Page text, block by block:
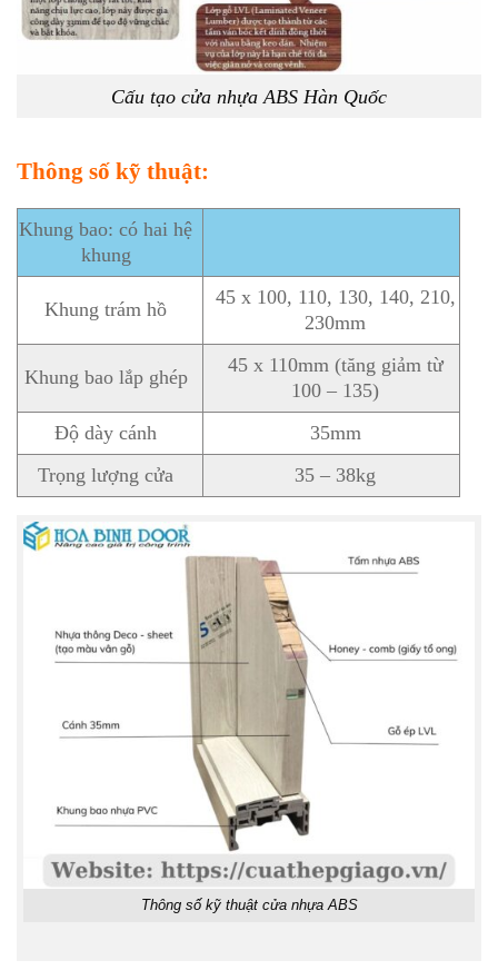
Cấu tạo cửa nhựa ABS Hàn Quốc
Thông số kỹ thuật:
Khung bao: có hai hệ
khung
Khung trám hồ
45 x 100, 110, 130, 140, 210,
230mm
Khung bao lắp ghép
45 x 110mm (tăng giảm từ
100 – 135)
Độ dày cánh
35mm
Trọng lượng cửa
35 – 38kg
Thông số kỹ thuật cửa nhựa ABS